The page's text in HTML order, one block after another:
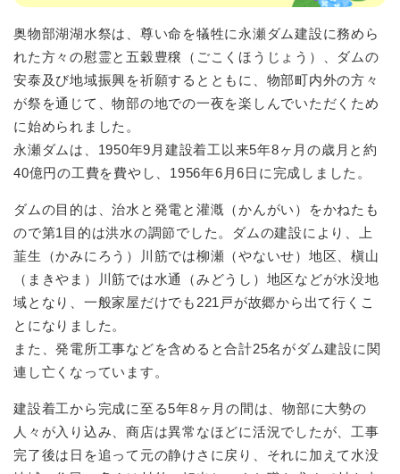
奥物部湖湖水祭は、尊い命を犠牲に永瀬ダム建設に務めら
れた方々の慰霊と五穀豊穣（ごこくほうじょう）、ダムの
安泰及び地域振興を祈願するとともに、物部町内外の方々
が祭を通じて、物部の地での一夜を楽しんでいただくため
に始められました。
永瀬ダムは、1950年9月建設着工以来5年8ヶ月の歳月と約
40億円の工費を費やし、1956年6月6日に完成しました。
ダムの目的は、治水と発電と灌漑（かんがい）をかねたも
ので第1目的は洪水の調節でした。ダムの建設により、上
韮生（かみにろう）川筋では柳瀬（やないせ）地区、槇山
（まきやま）川筋では水通（みどうし）地区などが水没地
域となり、一般家屋だけでも221戸が故郷から出て行くこ
とになりました。
また、発電所工事などを含めると合計25名がダム建設に関
連し亡くなっています。
建設着工から完成に至る5年8ヶ月の間は、物部に大勢の
人々が入り込み、商店は異常なほどに活況でしたが、工事
完了後は日を追って元の静けさに戻り、それに加えて水没